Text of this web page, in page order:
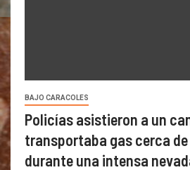
BAJO CARACOLES
Policías asistieron a un
transportaba gas cerca
durante una intensa